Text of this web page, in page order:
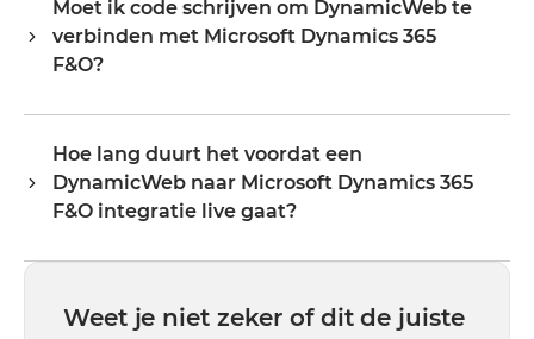
Veelvoorkomende flows omvatten records zoals
bestellingen, producten, klanten, voorraadniveaus,
prijzen en statusupdates. De transformatorlogica van
in het formaat dat elk systeem verwacht.
Moet ik code schrijven om DynamicWeb te
verbinden met Microsoft Dynamics 365
F&O?
marketplace bestaan, configureer je de integratie via een
visuele interface zonder aangepaste code te schrijven,
inclusief veldmapping, triggerlogica en foutafhandeling.
configuratie alleen niet aan de vereisten voldoet.
Hoe lang duurt het voordat een
DynamicWeb naar Microsoft Dynamics 365
F&O integratie live gaat?
maanden live, afhankelijk van de complexiteit van de
datamapping, het aantal vereiste flows en je interne
beoordelingsproces. Voor veel systemen zijn er kant-en-
Weet je niet zeker of dit de juiste